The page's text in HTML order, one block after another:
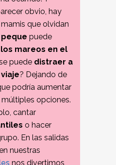
obvio, hay
que olvidan
puede
mareos en el
puede distraer a
? Dejando de
podría aumentar
opciones.
cantar
o hacer
En las salidas
nuestras
nos divertimos